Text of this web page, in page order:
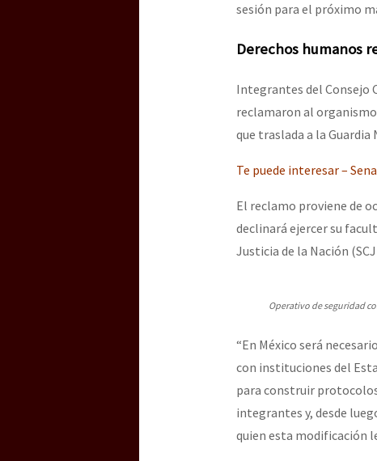
sesión para el próximo
Derechos humanos
Integrantes del Consejo
reclamaron al
que traslada a la
Te puede interesar –
El reclamo proviene de
declinará ejercer su
Justicia de la Nación
Operativo de seguridad
“En México será
con instituciones del
para construir
integrantes y, desde
quien esta modificación